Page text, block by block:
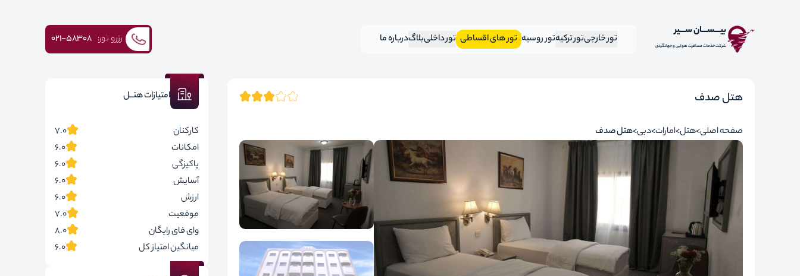
بیـــســـان ســـیر
شرکت خدمات مسافرت هوایی و جهانگردی تور خارجی تور ترکیهتور روسیه تور های اقساطی تور داخلیبلاگدرباره ما رزرو تور: ۰۲۱-58308
هتل صدف
صفحه اصلی هتل امارات دبی هتل صدف
امتیازات هتــل
کارکنان
7.0
امکانات
6.0
پاکیزگی
6.0
آسایش
6.0
ارزش
6.0
موقعیت
7.0
وای فای رایگان
8.0
میانگین امتیاز کل
6.0